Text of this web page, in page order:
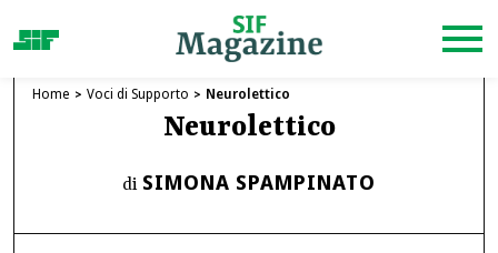
Home Voci di Supporto Neurolettico
Neurolettico
di SIMONA SPAMPINATO